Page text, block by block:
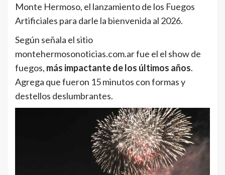
Monte Hermoso, el lanzamiento de los Fuegos
Artificiales para darle la bienvenida al 2026.
Según señala el sitio
montehermosonoticias.com.ar fue el el show de
fuegos, más impactante de los últimos años.
Agrega que fueron 15 minutos con formas y
destellos deslumbrantes.